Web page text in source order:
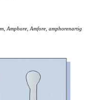
Amphore, Amfore, amphorenartig